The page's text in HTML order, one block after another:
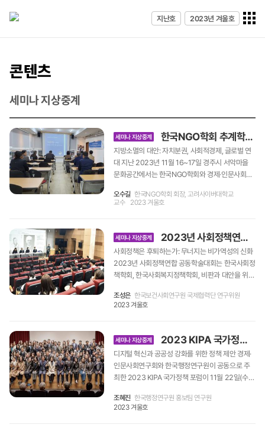
전체메
열기
지난호 2023년 겨울호
콘텐츠
세미나 지상중계
세미나 지상중계 한국NGO학회 추계학술대회
지방소멸의 대안: 자치분권, 사회적경제, 글로벌 연
대 지난 2023년 11월 16~17일 경주시 서악마을
문화공간에서는 한국NGO학회와 경제·인문사회연
되었다. 이번 학술대회의 주제는 ‘지방소멸의 대
는 지역 차원의 적극적이고 종합적인 대응이 필요함
을 역설하는 논의의 장으로 마련되었다. 지역 중심
의 지방소멸 대응 전략 ‘지방소멸’ 또는 ‘인구소멸위
험지역’ 문제는 특정 지역의 문제가 아니라 전국적
인 국가 차원의 난제가 되었다. 이에 따라 지방소멸
위험지수가 개발되기도 하고, 행정안전부가 지방소
멸대응기금을 만드는가 하면, 농림축산식품부는 농
하였다. 우리 사회에서 ‘자치권 확대와 분권형 시스
템’은 수십 년간 약속되었지만 대단히 더디게 진척
되었다. 여러 특별 조치가 취해져 왔음에도 실효성
을 거둔 정책은 거의 없는 실정이다. 이번 학술대회
역 내부의 역량과 자원에 초점을 맞춘 대응이 필요
하다는 문제의식으로 본질적인 자치분권의 강화, 사
오수길 한국NGO학회 회장, 고려사이버대학교
교수
2023 겨울호
세미나 지상중계 2023년 사회정책연합 공동학술대회
사회정책은 후퇴하는가: 무너지는 비가역성의 신화
2023년 사회정책연합 공동학술대회는 한국사회정
책학회, 한국사회복지정책학회, 비판과 대안을 위한
등 5개 학회의 공동주관과 경제·인문사회연구회, 한
국사회복지협의회, 한국보건사회연구원의 공동주
이번 공동학술대회에서는 ‘사회정책은 후퇴하는
가’라는 도전적인 주제로 사회정책의 현 상황과 대
안에 대해 열띤 논의가 진행되었다. 250여 명이 참
석한 가운데 총 19개 세션에서 사회정책의 다양한
주제를 심도 있게 숙의한 자리였다. 복지를 바꾸는
‘정치’가 필요 기획세션에서는 윤홍식 인하대학교
교수의 기조강연과 패널들의 토론이 이어졌다. 기조
조성은 한국보건사회연구원 국제협력단 연구위원
2023 겨울호
세미나 지상중계 2023 KIPA 국가정책 포럼
디지털 혁신과 공공성 강화를 위한 정책 제안 경제·
인문사회연구회와 한국행정연구원이 공동으로 주
최한 2023 KIPA 국가정책 포럼이 11월 22일(수)~
다. 이번 포럼은 ‘디지털 혁신과 공공성 강화를 위한
정책 제안’을 주제로 한국행정연구원(이하 KIPA)의
조혜진 한국행정연구원 홍보팀 연구원
2023 겨울호